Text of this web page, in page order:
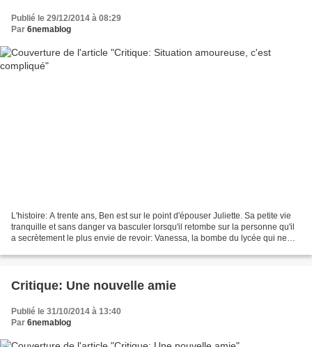
Publié le 29/12/2014 à 08:29
Par 6nemablog
L'histoire: A trente ans, Ben est sur le point d'épouser Juliette. Sa petite vie
tranquille et sans danger va basculer lorsqu'il retombe sur la personne qu'il
a secrètement le plus envie de revoir: Vanessa, la bombe du lycée qui ne
Critique: Une nouvelle amie
Publié le 31/10/2014 à 13:40
Par 6nemablog